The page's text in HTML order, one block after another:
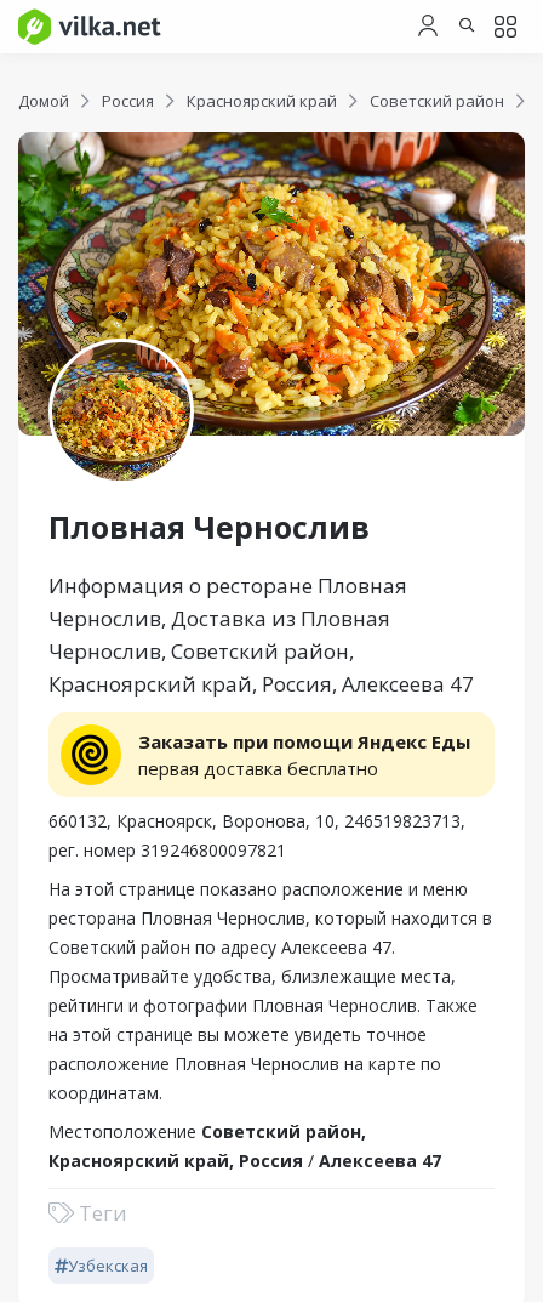
Домой Россия Красноярский край Советский район
Пловная Чернослив
Информация о ресторане Пловная
Чернослив, Доставка из Пловная
Чернослив, Советский район,
Красноярский край, Россия, Алексеева 47
Заказать при помощи Яндекс Еды
первая доставка бесплатно
660132, Красноярск, Воронова, 10, 246519823713,
рег. номер 319246800097821
На этой странице показано расположение и меню
ресторана Пловная Чернослив, который находится в
Советский район по адресу Алексеева 47.
Просматривайте удобства, близлежащие места,
рейтинги и фотографии Пловная Чернослив. Также
на этой странице вы можете увидеть точное
расположение Пловная Чернослив на карте по
координатам.
Местоположение Советский район,
Красноярский край, Россия / Алексеева 47
Теги
Узбекская